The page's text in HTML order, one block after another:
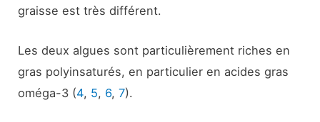
graisse est très différent.
Les deux algues sont particulièrement riches en
gras polyinsaturés, en particulier en acides gras
oméga-3 (4, 5, 6,7).